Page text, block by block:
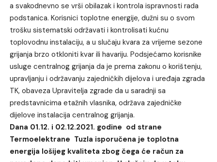
a svakodnevno se vrši obilazak i kontrola ispravnosti rada
podstanica. Korisnici toplotne energije, dužni su o svom
trošku sistematski održavati i kontrolisati kućnu
toplovodnu instalaciju, a u slučaju kvara za vrijeme sezone
grijanja brzo otkloniti kvar ili havariju. Podsjećamo korisnike
usluge centralnog grijanja da je prema zakonu o korištenju,
upravljanju i održavanju zajedničkih dijelova i uređaja zgrada
TK, obaveza Upravitelja zgrade da u saradnji sa
predstavnicima etažnih vlasnika, održava zajedničke
dijelove instalacija centralnog grijanja.
Dana 01.12. i 02.12.2021. godine od strane
Termoelektrane Tuzla isporučena je toplotna
energija lošijeg kvaliteta zbog čega će račun za